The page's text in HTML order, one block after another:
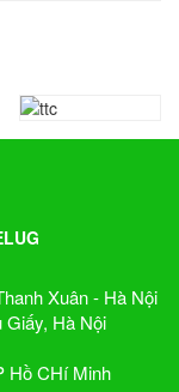
Xuân - Hà Nội
Giấy, Hà Nội
Hồ CHí Minh